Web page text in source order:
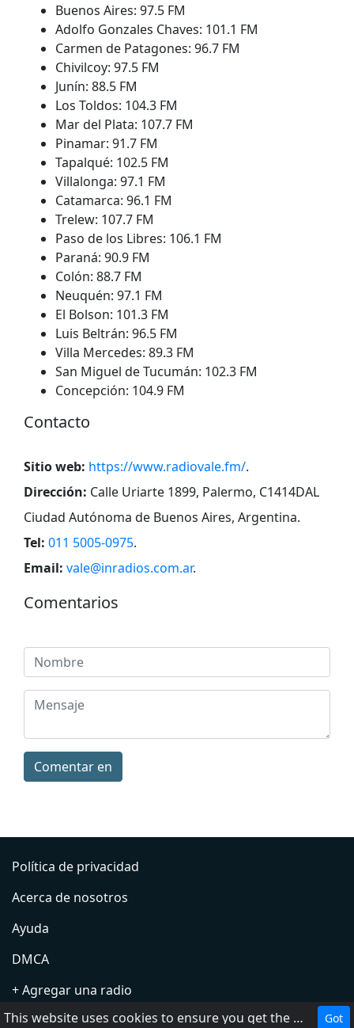
Buenos Aires: 97.5 FM
Adolfo Gonzales Chaves: 101.1 FM
Carmen de Patagones: 96.7 FM
Chivilcoy: 97.5 FM
Junín: 88.5 FM
Los Toldos: 104.3 FM
Mar del Plata: 107.7 FM
Pinamar: 91.7 FM
Tapalqué: 102.5 FM
Villalonga: 97.1 FM
Catamarca: 96.1 FM
Trelew: 107.7 FM
Paso de los Libres: 106.1 FM
Paraná: 90.9 FM
Colón: 88.7 FM
Neuquén: 97.1 FM
El Bolson: 101.3 FM
Luis Beltrán: 96.5 FM
Villa Mercedes: 89.3 FM
San Miguel de Tucumán: 102.3 FM
Concepción: 104.9 FM
Contacto
Sitio web: https://www.radiovale.fm/.
Dirección: Calle Uriarte 1899, Palermo, C1414DAL
Ciudad Autónoma de Buenos Aires, Argentina.
Tel: 011 5005-0975.
Email: vale@inradios.com.ar.
Comentarios
Comentar en
Política de privacidad
Acerca de nosotros
Ayuda
DMCA
+ Agregar una radio
Contacto
This website uses cookies to ensure you get the best experience on our website.
Got